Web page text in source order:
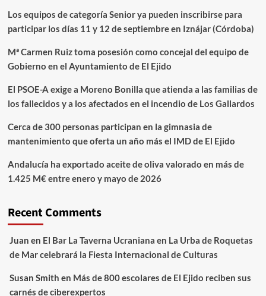
Los equipos de categoría Senior ya pueden inscribirse para
participar los días 11 y 12 de septiembre en Iznájar (Córdoba)
Mª Carmen Ruiz toma posesión como concejal del equipo de
Gobierno en el Ayuntamiento de El Ejido
El PSOE-A exige a Moreno Bonilla que atienda a las familias de
los fallecidos y a los afectados en el incendio de Los Gallardos
Cerca de 300 personas participan en la gimnasia de
mantenimiento que oferta un año más el IMD de El Ejido
Andalucía ha exportado aceite de oliva valorado en más de
1.425 M€ entre enero y mayo de 2026
Recent Comments
Juan en El Bar La Taverna Ucraniana en La Urba de Roquetas
de Mar celebrará la Fiesta Internacional de Culturas
Susan Smith en Más de 800 escolares de El Ejido reciben sus
carnés de ciberexpertos